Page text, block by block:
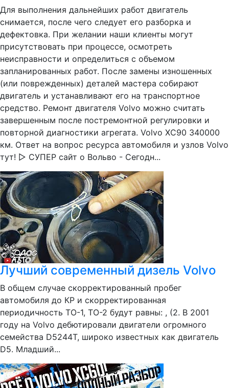
Для выполнения дальнейших работ двигатель
снимается, после чего следует его разборка и
дефектовка. При желании наши клиенты могут
присутствовать при процессе, осмотреть
неисправности и определиться с объемом
запланированных работ. После замены изношенных
(или поврежденных) деталей мастера собирают
двигатель и устанавливают его на транспортное
средство. Ремонт двигателя Volvo можно считать
завершенным после постремонтной регулировки и
повторной диагностики агрегата. Volvo ХС90 340000
км. Ответ на вопрос ресурса автомобиля и узлов Volvo
тут! ▷ СУПЕР сайт о Вольво - Сегодн...
Лучший современный дизель Volvo
В общем случае скорректированный пробег
автомобиля до КР и скорректированная
периодичность ТО-1, ТО-2 будут равны: , (2. В 2001
году на Volvo дебютировали двигатели огромного
семейства D5244T, широко известных как двигатель
D5. Младший...